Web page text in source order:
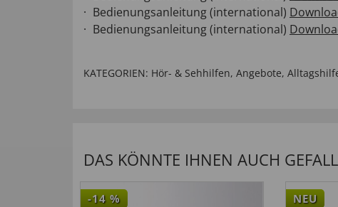
Bedienungsanleitung (international)
Bedienungsanleitung (international)
KATEGORIEN: Hör- & Sehhilfen, Angebote,
DAS KÖNNTE IHNEN AUCH
-14 % NEU